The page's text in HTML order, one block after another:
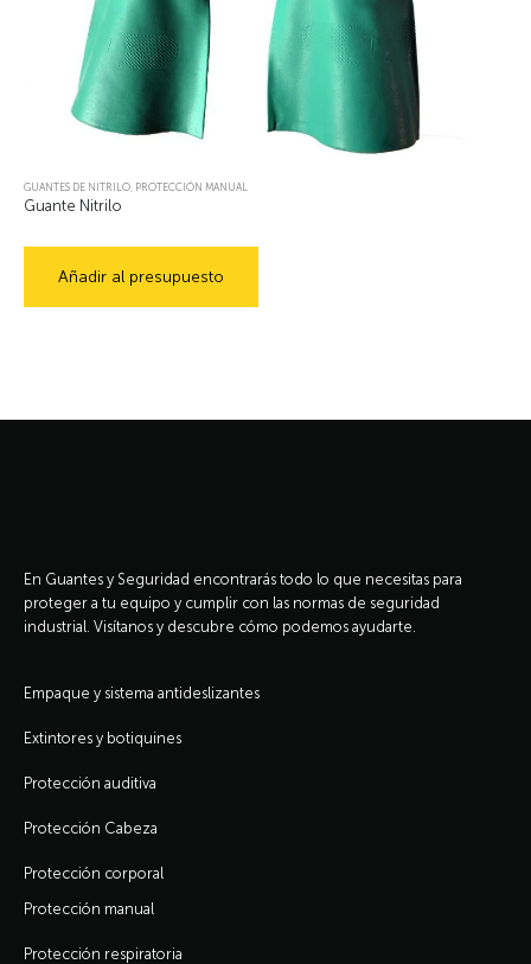
GUANTES DE NITRILO, PROTECCIÓN MANUAL
Guante Nitrilo
Añadir al presupuesto
En Guantes y Seguridad encontrarás todo lo que necesitas para
proteger a tu equipo y cumplir con las normas de seguridad
industrial. Visítanos y descubre cómo podemos ayudarte.
Empaque y sistema antideslizantes
Extintores y botiquines
Protección auditiva
Protección Cabeza
Protección corporal
Protección manual
Protección respiratoria